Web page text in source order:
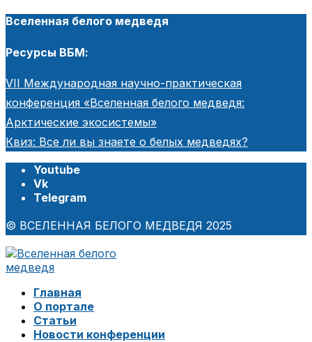
Вселенная белого медведя
Ресурсы ВБМ:
VII Международная научно-практическая
конференция «Вселенная белого медведя:
Арктические экосистемы»
Квиз: Все ли вы знаете о белых медведях?
Youtube
Vk
Telegram
© ВСЕЛЕННАЯ БЕЛОГО МЕДВЕДЯ 2025
Главная
О портале
Статьи
Новости конференции